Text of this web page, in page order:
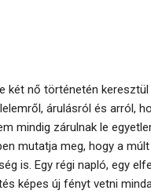
két nő történetén keresztül
árulásról és arról,
mindig zárulnak le
mutatja meg, hogy a
is. Egy régi napló, egy
képes új fényt vetni